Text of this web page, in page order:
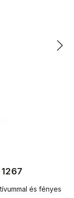
és fényes